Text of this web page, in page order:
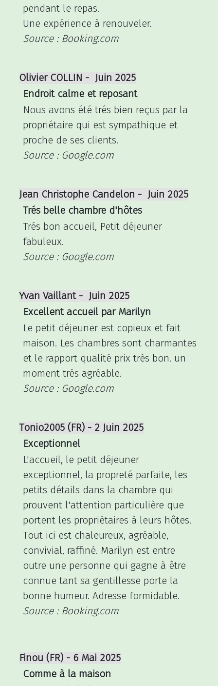
pendant le repas.
Une expérience à renouveler.
Source : Booking.com
Olivier COLLIN - Juin 2025
Endroit calme et reposant
Nous avons été trés bien reçus par la
propriétaire qui est sympathique et
proche de ses clients.
Source : Google.com
Jean Christophe Candelon - Juin 2025
Trés belle chambre d'hôtes
Trés bon accueil, Petit déjeuner
fabuleux.
Source : Google.com
Yvan Vaillant - Juin 2025
Excellent accueil par Marilyn
Le petit déjeuner est copieux et fait
maison. Les chambres sont charmantes
et le rapport qualité prix trés bon. un
moment trés agréable.
Source : Google.com
Tonio2005 (FR) - 2 Juin 2025
Exceptionnel
L'accueil, le petit déjeuner
exceptionnel, la propreté parfaite, les
petits détails dans la chambre qui
prouvent l'attention particulière que
portent les propriétaires à leurs hôtes.
Tout ici est chaleureux, agréable,
convivial, raffiné. Marilyn est entre
outre une personne qui gagne à être
connue tant sa gentillesse porte la
bonne humeur. Adresse formidable.
Source : Booking.com
Finou (FR) - 6 Mai 2025
Comme à la maison